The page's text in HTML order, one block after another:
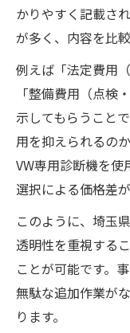
かりやすく記載さ
が多く、内容を比
例えば「法定費用
「整備費用（点検
示してもらうこと
用を抑えられるの
VW専用診断機を
選択による価格差
このように、埼玉
透明性を重視する
ことが可能です。
無駄な追加作業が
ります。